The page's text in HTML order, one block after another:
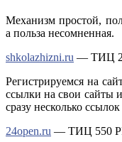
Механизм простой,
а польза несомненная.
shkolazhizni.ru — ТИЦ
Регистрируемся на
ссылки на свои сайты
сразу несколько
24open.ru — ТИЦ 550